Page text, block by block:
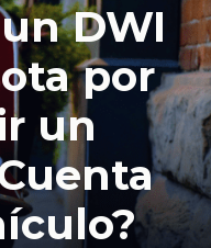
DWI
por
un